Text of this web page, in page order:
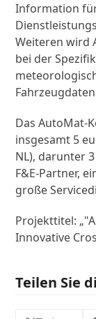
Information
Weiteren wird
bei der
Das AutoMat-
insgesamt 5
NL), darunter
F&E-Partner,
große
Projekttitel:
Innovative
Teilen Sie